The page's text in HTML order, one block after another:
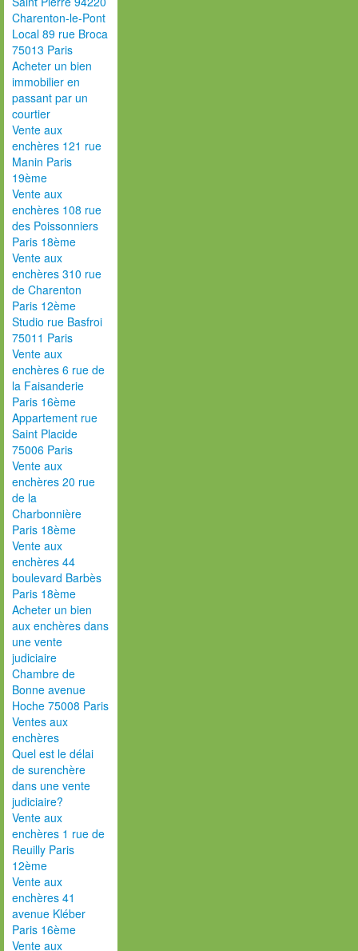
Charenton-le-Pont
Local 89 rue Broca
75013 Paris
Acheter un bien
immobilier en
passant par un
courtier
Vente aux
enchères 121 rue
Manin Paris
19ème
Vente aux
enchères 108 rue
des Poissonniers
Paris 18ème
Vente aux
enchères 310 rue
de Charenton
Paris 12ème
Studio rue Basfroi
75011 Paris
Vente aux
enchères 6 rue de
la Faisanderie
Paris 16ème
Appartement rue
Saint Placide
75006 Paris
Vente aux
enchères 20 rue
de la
Charbonnière
Paris 18ème
Vente aux
enchères 44
boulevard Barbès
Paris 18ème
Acheter un bien
aux enchères dans
une vente
judiciaire
Chambre de
Bonne avenue
Hoche 75008 Paris
Ventes aux
enchères
Quel est le délai
de surenchère
dans une vente
judiciaire?
Vente aux
enchères 1 rue de
Reuilly Paris
12ème
Vente aux
enchères 41
avenue Kléber
Paris 16ème
Vente aux